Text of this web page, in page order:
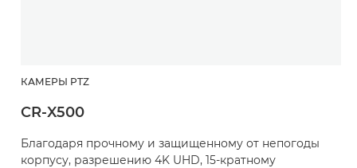
КАМЕРЫ PTZ
CR-X500
Благодаря прочному и защищенному от непогоды
корпусу, разрешению 4K UHD, 15-кратному